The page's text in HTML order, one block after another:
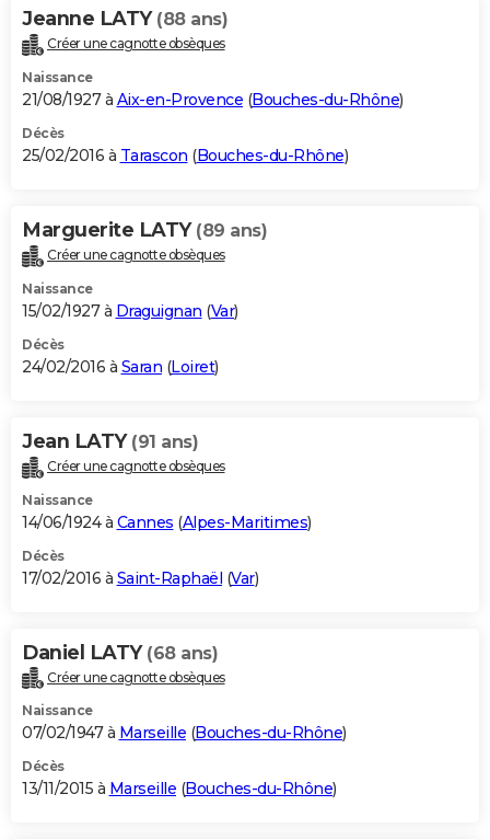
Jeanne LATY (88 ans)
Créer une cagnotte obsèques
Naissance
21/08/1927 à Aix-en-Provence (Bouches-du-Rhône)
Décès
25/02/2016 à Tarascon (Bouches-du-Rhône)
Marguerite LATY (89 ans)
Créer une cagnotte obsèques
Naissance
15/02/1927 à Draguignan (Var)
Décès
24/02/2016 à Saran (Loiret)
Jean LATY (91 ans)
Créer une cagnotte obsèques
Naissance
14/06/1924 à Cannes (Alpes-Maritimes)
Décès
17/02/2016 à Saint-Raphaël (Var)
Daniel LATY (68 ans)
Créer une cagnotte obsèques
Naissance
07/02/1947 à Marseille (Bouches-du-Rhône)
Décès
13/11/2015 à Marseille (Bouches-du-Rhône)